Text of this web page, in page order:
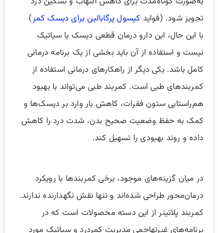
تجویز شود. (فواید کپسول پرگابالین برای دیسک کمر)
با این حال، این دارو درمان قطعی دیسک یا سیاتیک
نیست و استفاده از آن باید بخشی از یک برنامه درمانی
کامل باشد. یکی دیگر از راهکارهای درمانی استفاده از
کمربندهای طبی است. کمربند طبی می‌تواند با بهبود
هم‌راستایی ستون فقرات، کاهش بار وارد بر دیسک‌ها و
کمک به حفظ وضعیت صحیح بدن، شدت درد را کاهش
داده و روند بهبودی را تسهیل کند.
در میان گزینه‌های موجود، برخی کمربندها با رویکرد
درمان‌محور طراحی شده‌اند و تنها نقش نگهدارنده ندارند.
کمربند پلاتینر از این دسته محصولات است که در
برنامه‌های غیرتهاجمی مدیریت کمردرد و سیاتیک مورد